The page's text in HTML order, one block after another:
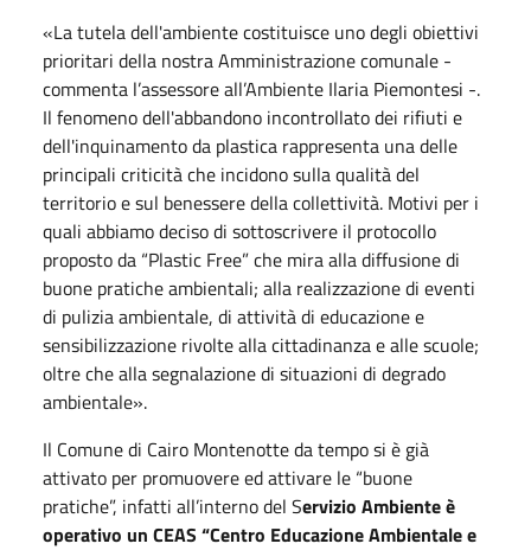
«La tutela dell'ambiente costituisce uno degli obiettivi
prioritari della nostra Amministrazione comunale -
commenta l’assessore all’Ambiente Ilaria Piemontesi -.
Il fenomeno dell'abbandono incontrollato dei rifiuti e
dell'inquinamento da plastica rappresenta una delle
principali criticità che incidono sulla qualità del
territorio e sul benessere della collettività. Motivi per i
quali abbiamo deciso di sottoscrivere il protocollo
proposto da “Plastic Free” che mira alla diffusione di
buone pratiche ambientali; alla realizzazione di eventi
di pulizia ambientale, di attività di educazione e
sensibilizzazione rivolte alla cittadinanza e alle scuole;
oltre che alla segnalazione di situazioni di degrado
ambientale».
Il Comune di Cairo Montenotte da tempo si è già
attivato per promuovere ed attivare le “buone
pratiche”, infatti all’interno del Servizio Ambiente è
operativo un CEAS “Centro Educazione Ambientale e